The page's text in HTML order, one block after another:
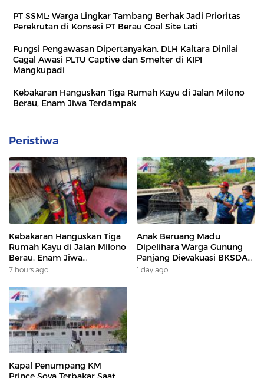
PT SSML: Warga Lingkar Tambang Berhak Jadi Prioritas
Perekrutan di Konsesi PT Berau Coal Site Lati
Fungsi Pengawasan Dipertanyakan, DLH Kaltara Dinilai
Gagal Awasi PLTU Captive dan Smelter di KIPI
Mangkupadi
Kebakaran Hanguskan Tiga Rumah Kayu di Jalan Milono
Berau, Enam Jiwa Terdampak
Peristiwa
Kebakaran Hanguskan Tiga
Rumah Kayu di Jalan Milono
Berau, Enam Jiwa
Terdampak
7 hours ago
Anak Beruang Madu
Dipelihara Warga Gunung
Panjang Dievakuasi BKSDA
Dan DAMKAR
1 day ago
Kapal Penumpang KM